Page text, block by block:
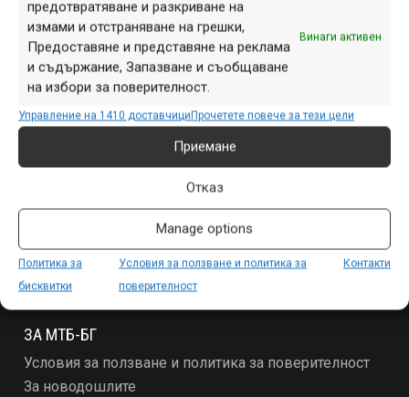
предотвратяване и разкриване на
измами и отстраняване на грешки,
Предоставяне и представяне на реклама
и съдържание, Запазване и съобщаване
на избори за поверителност.
Винаги активен
Управление на 1410 доставчициПрочетете повече за тези цели
Приемане
Отказ
Manage options
Политика за
бисквитки
Условия за ползване и политика за
поверителност
Контакти
Продукти
Специализирано
Други
ЗА МТБ-БГ
Условия за ползване и политика за поверителност
За новодошлите